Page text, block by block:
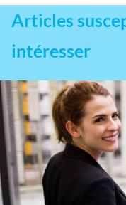
Articles
intéresser